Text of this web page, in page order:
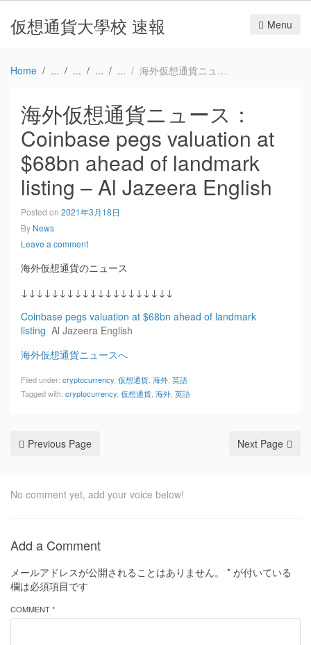
仮想通貨大學校 速報 Menu
Home 海外仮想通貨ニュース：Coinbase pegs valuation at $68bn ahead of landmark listing – Al Jazeera English
海外仮想通貨ニュース：
Coinbase pegs valuation at
$68bn ahead of landmark
listing – Al Jazeera English
Posted on 2021年3月18日
By News
Leave a comment
海外仮想通貨のニュース
↓↓↓↓↓↓↓↓↓↓↓↓↓↓↓↓↓↓↓↓
Coinbase pegs valuation at $68bn ahead of landmark
listing Al Jazeera English
海外仮想通貨ニュースへ
Filed under: cryptocurrency 仮想通貨 海外 英語
Tagged with: cryptocurrency 仮想通貨 海外 英語
Previous Page Next Page
No comment yet, add your voice below!
Add a Comment
メールアドレスが公開されることはありません。 * が付いている
欄は必須項目です
COMMENT *